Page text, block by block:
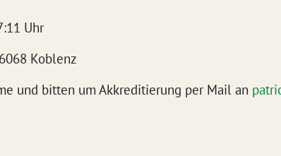
Uhr
Koblenz
und bitten um Akkreditierung per Mail an